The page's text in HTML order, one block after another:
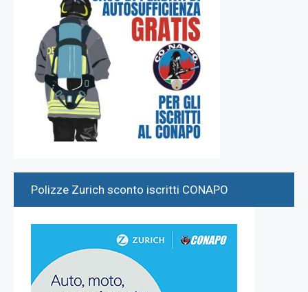
Polizze Zurich sconto iscritti CONAPO